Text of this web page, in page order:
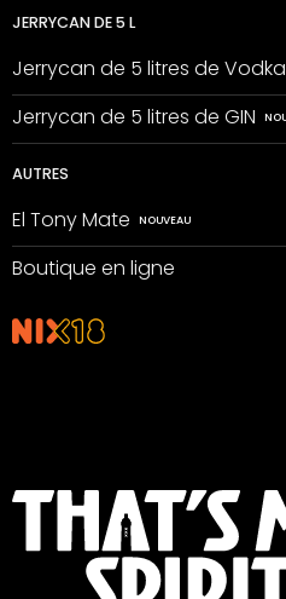
JERRYCAN DE 5 L
Jerrycan de 5 litres de Vodka
Jerrycan de 5 litres de GIN
AUTRES
El Tony Mate
Boutique en ligne